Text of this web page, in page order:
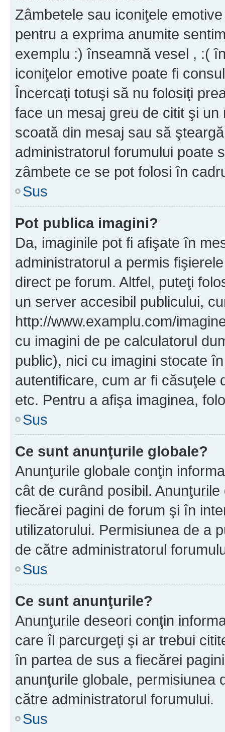
Zâmbetele sau iconiţele
pentru a exprima anumite
exemplu :) înseamnă vesel , :(
iconiţelor emotive poate fi
Încercaţi totuşi să nu folosiţi
face un mesaj greu de citit şi
scoată din mesaj sau să
administratorul forumului poate
zâmbete ce se pot folosi în
Sus
Pot publica imagini?
Da, imaginile pot fi afişate în
administratorul a permis
direct pe forum. Altfel, puteţi
un server accesibil publicului,
http://www.examplu.com/
cu imagini de pe calculatorul
public), nici cu imagini stocate
autentificare, cum ar fi căsuţele
etc. Pentru a afişa imaginea,
Sus
Ce sunt anunţurile globale?
Anunţurile globale conţin
cât de curând posibil.
fiecărei pagini de forum şi în
utilizatorului. Permisiunea de a
de către administratorul
Sus
Ce sunt anunţurile?
Anunţurile deseori conţin
care îl parcurgeţi şi ar trebui
în partea de sus a fiecărei
anunţurile globale, permisiunea
către administratorul forumului.
Sus